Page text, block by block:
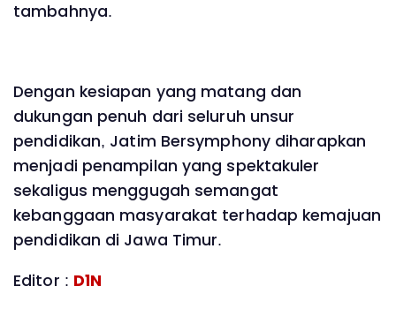
tambahnya.
Dengan kesiapan yang matang dan
dukungan penuh dari seluruh unsur
pendidikan, Jatim Bersymphony diharapkan
menjadi penampilan yang spektakuler
sekaligus menggugah semangat
kebanggaan masyarakat terhadap kemajuan
pendidikan di Jawa Timur.
Editor : D1N